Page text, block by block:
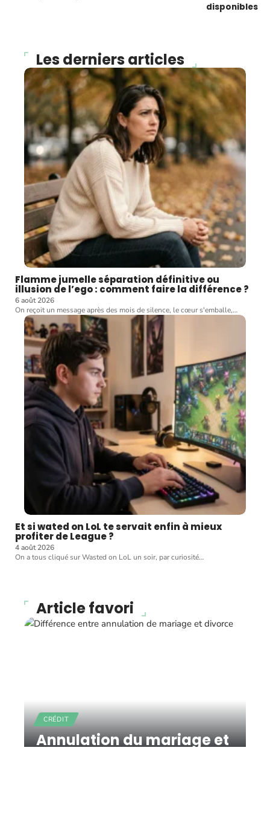
disponibles
Les derniers articles
Flamme jumelle séparation définitive ou
illusion de l’ego : comment faire la différence ?
6 août 2026
On reçoit un message après des mois de silence, le cœur s'emballe,…
Et si wated on LoL te servait enfin à mieux
profiter de League ?
4 août 2026
On a tous cliqué sur Wasted on LoL un soir, par curiosité…
Article favori
CRÉDIT
Annulation du mariage et